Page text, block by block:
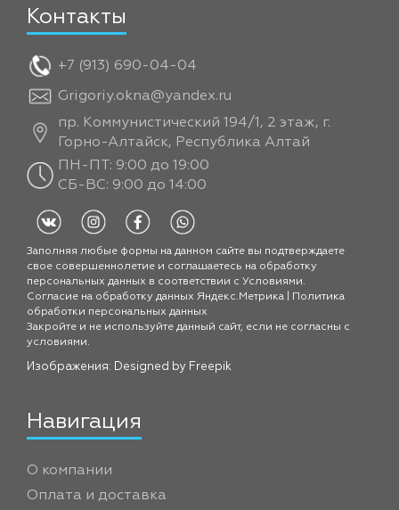
Контакты
+7 (913) 690-04-04
Grigoriy.okna@yandex.ru
пр. Коммунистический 194/1, 2 этаж, г.
Горно-Алтайск, Республика Алтай
ПН-ПТ: 9:00 до 19:00
СБ-ВС: 9:00 до 14:00
Заполняя любые формы на данном сайте вы подтверждаете
свое совершеннолетие и соглашаетесь на обработку
персональных данных в соответствии с Условиями.
Согласие на обработку данных Яндекс.Метрика
Политика
обработки персональных данных
Закройте и не используйте данный сайт, если не согласны с
условиями.
Изображения: Designed by Freepik
Навигация
О компании
Оплата и доставка